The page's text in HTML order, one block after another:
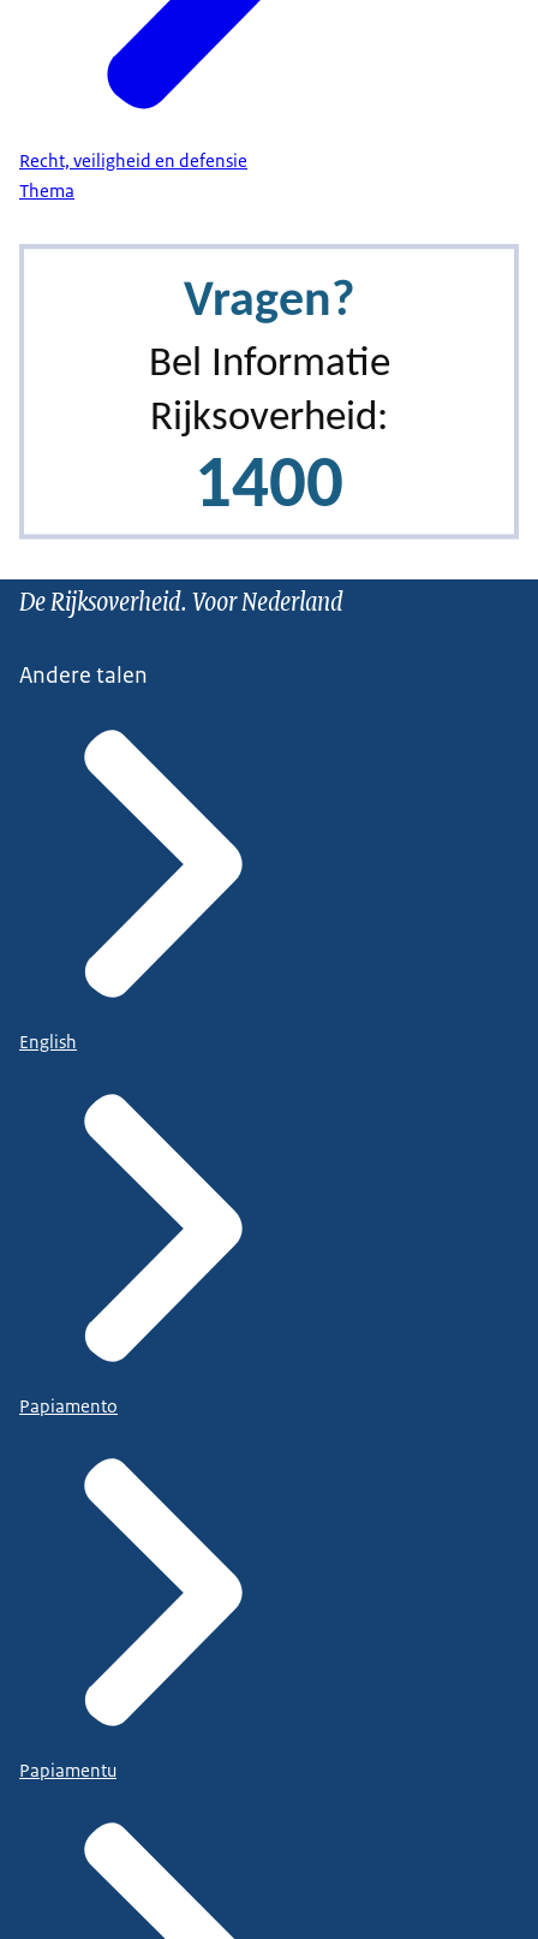
Recht, veiligheid en defensie
Thema
De Rijksoverheid. Voor Nederland
Andere talen
English
Papiamento
Papiamentu